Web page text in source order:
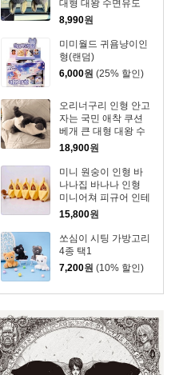
대형 대왕 수면유도
등 쇼파 쿠션 어린이
8,990원
미미월드 귀욤냥이인
형(랜덤)
6,000원 (25% 할인)
오리너구리 인형 안고
자는 국민 애착 쿠션
베개 큰 대형 대왕 수
면유도 인형 등쿠션
18,900원
미니 원숭이 인형 바
나나집 바나나 인형
미니어쳐 피규어 인테
리어 소품 용품 친구
15,800원
쏘심이 시팅 가방고리
4종 택1
7,200원 (10% 할인)